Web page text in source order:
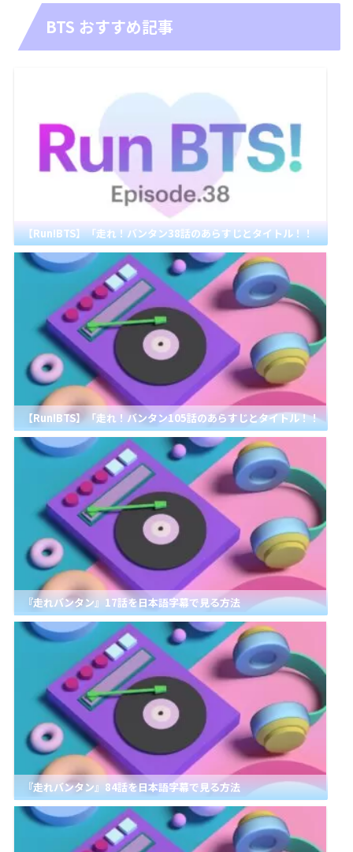
BTS おすすめ記事
【Run!BTS】「走れ！バンタン38話のあらすじとタイトル！！
【Run!BTS】「走れ！バンタン105話のあらすじとタイトル！！
『走れバンタン』17話を日本語字幕で見る方法
『走れバンタン』84話を日本語字幕で見る方法